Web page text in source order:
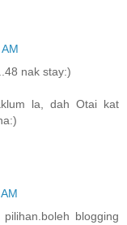
nak stay:)
la, dah Otai kat
blogging